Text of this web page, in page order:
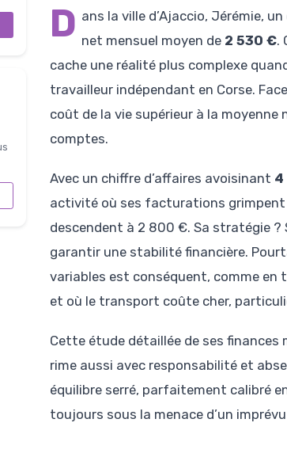
D ans la ville d’Ajaccio, Jérémie,
net mensuel moyen de 2 530 €.
cache une réalité plus complexe
travailleur indépendant en Corse.
coût de la vie supérieur à la
comptes.
Avec un chiffre d’affaires avoisinant 4
activité où ses facturations grimpent
descendent à 2 800 €. Sa stratégie ?
garantir une stabilité financière.
variables est conséquent, comme en
et où le transport coûte cher,
Cette étude détaillée de ses finances
rime aussi avec responsabilité et
équilibre serré, parfaitement calibré
toujours sous la menace d’un